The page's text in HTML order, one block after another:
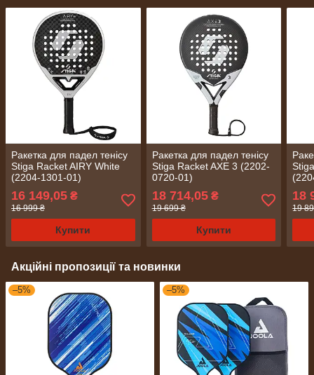
Ракетка для падел тенісу
Stiga Racket AIRY White
(2204-1301-01)
16 149,05 ₴
16 999 ₴
Купити
Ракетка для падел тенісу
Stiga Racket AXE 3 (2202-
0720-01)
18 714,05₴
19 699 ₴
Купити
18
19
Акційні пропозиції та новинки
–5% –5%